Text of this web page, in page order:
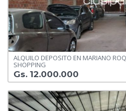
ALQUILO DEPOSITO EN MARIANO
SHOPPING
Gs. 12.000.000